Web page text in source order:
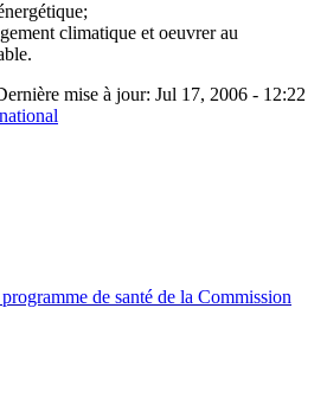
climatique et oeuvrer au
mise à jour: Jul 17, 2006 - 12:22
de santé de la Commission